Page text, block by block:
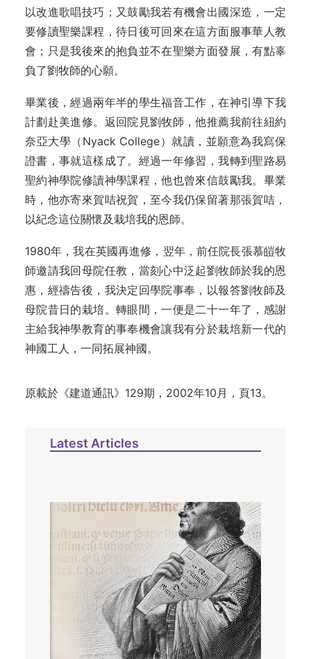
以改進歌唱技巧；又鼓勵我若有機會出國深造，一定
要修讀聖樂課程，待日後可回來在這方面服事華人教
會；只是我後來的抱負並不在聖樂方面發展，有點辜
負了劉牧師的心願。
畢業後，經過兩年半的學生福音工作，在神引導下我
計劃赴美進修。返回院見劉牧師，他推薦我前往紐約
奈亞大學（Nyack College）就讀，並願意為我寫保
證書，事就這樣成了。經過一年修習，我轉到聖路易
聖約神學院修讀神學課程，他也曾來信鼓勵我。畢業
時，他亦寄來賀咭祝賀，至今我仍保留著那張賀咭，
以紀念這位關懷及栽培我的恩師。
1980年，我在英國再進修，翌年，前任院長張慕皚牧
師邀請我回母院任教，當刻心中泛起劉牧師於我的恩
惠，經禱告後，我決定回學院事奉，以報答劉牧師及
母院昔日的栽培。轉眼間，一便是二十一年了，感謝
主給我神學教育的事奉機會讓我有分於栽培新一代的
神國工人，一同拓展神國。
原載於《建道通訊》129期，2002年10月，頁13。
Latest Articles